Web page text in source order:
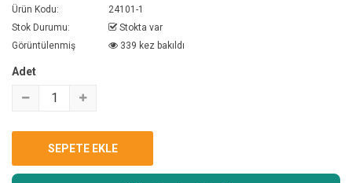
Ürün Kodu:
24101-1
Stok Durumu:
Stokta var
Görüntülenmiş
339 kez bakıldı
Adet